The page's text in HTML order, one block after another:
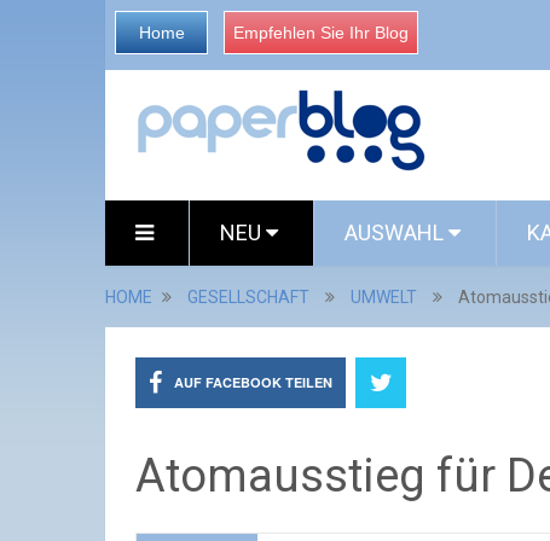
Home Empfehlen Sie Ihr Blog
NEU AUSWAHL
HOME GESELLSCHAFT UMWELT
AUF FACEBOOK TEILEN
Atomausstieg für